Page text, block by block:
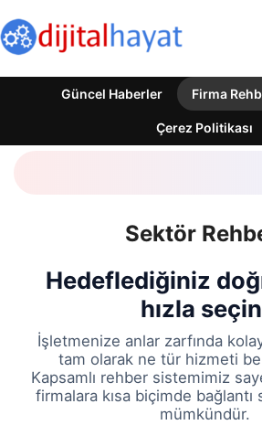
Güncel Haberler Firma
Çerez Politikası
Sektör
Hedeflediğiniz
hızla
İşletmenize anlar zarfında
tam olarak ne tür hizmeti
Kapsamlı rehber sistemimiz
firmalara kısa biçimde bağlantı
mümkündür.